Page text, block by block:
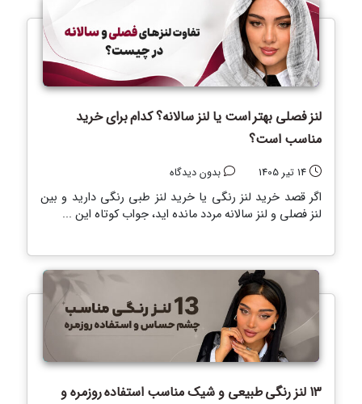
لنز فصلی بهتر است یا لنز سالانه؟ کدام برای خرید
مناسب است؟
14 تیر 1405 بدون دیدگاه
اگر قصد خرید لنز رنگی یا خرید لنز طبی رنگی دارید و بین
لنز فصلی و لنز سالانه مردد مانده اید، جواب کوتاه این ...
13 لنز رنگی طبیعی و شیک مناسب استفاده روزمره و